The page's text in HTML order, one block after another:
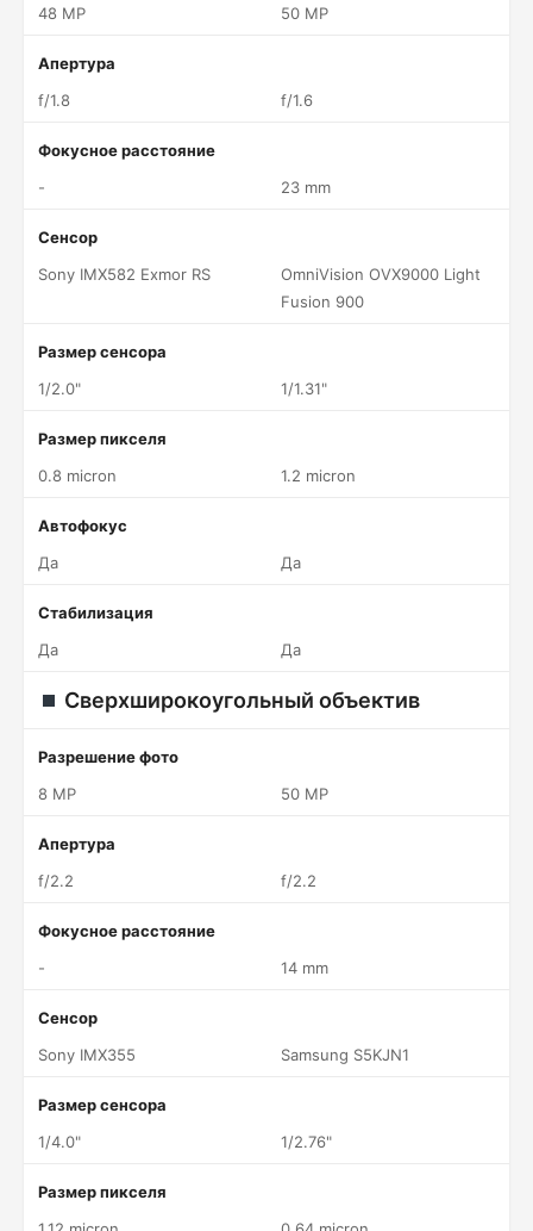
48 MP
50 MP
Апертура
f/1.8
f/1.6
Фокусное расстояние
-
23 mm
Сенсор
Sony IMX582 Exmor RS
OmniVision OVX9000 Light
Fusion 900
Размер сенсора
1/2.0"
1/1.31"
Размер пикселя
0.8 micron
1.2 micron
Автофокус
Да
Да
Стабилизация
Да
Да
Сверхширокоугольный объектив
Разрешение фото
8 MP
50 MP
Апертура
f/2.2
f/2.2
Фокусное расстояние
-
14 mm
Сенсор
Sony IMX355
Samsung S5KJN1
Размер сенсора
1/4.0"
1/2.76"
Размер пикселя